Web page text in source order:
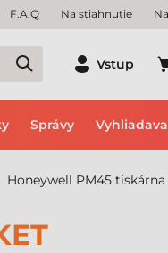
F.A.Q Na stiahnutie
Vstup
Správy
Honeywell PM45